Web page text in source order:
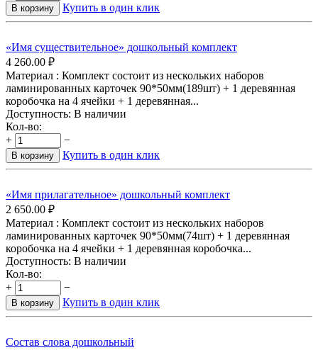
В корзину Купить в один клик
«Имя существительное» дошкольный комплект
4 260.00 ₽
Материал : Комплект состоит из нескольких наборов
ламинированных карточек 90*50мм(189шт) + 1 деревянная
коробочка на 4 ячейки + 1 деревянная...
Доступность: В наличии
Кол-во:
+
−
В корзину Купить в один клик
«Имя прилагательное» дошкольный комплект
2 650.00 ₽
Материал : Комплект состоит из нескольких наборов
ламинированных карточек 90*50мм(74шт) + 1 деревянная
коробочка на 4 ячейки + 1 деревянная коробочка...
Доступность: В наличии
Кол-во:
+
−
В корзину Купить в один клик
Состав слова дошкольный